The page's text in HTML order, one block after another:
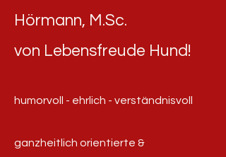
Hörmann, M.Sc.
von Lebensfreude Hund!
humorvoll - ehrlich - verständnisvoll
ganzheitlich orientierte &